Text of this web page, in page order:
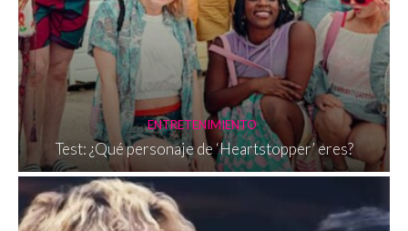
ENTRETENIMIENTO
Test: ¿Qué personaje de ‘Heartstopper’ eres?